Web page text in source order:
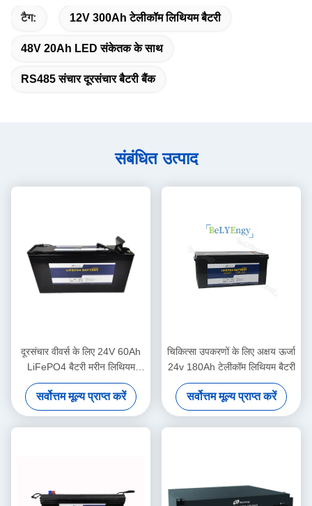
टैग: 12V 300Ah टेलीकॉम लिथियम बैटरी
48V 20Ah LED संकेतक के साथ
RS485 संचार दूरसंचार बैटरी बैंक
संबंधित उत्पाद
दूरसंचार वीवर्स के लिए 24V 60Ah
LiFePO4 बैटरी मरीन लिथियम
आयन बैटरी
सर्वोत्तम मूल्य प्राप्त करें
चिकित्सा उपकरणों के लिए अक्षय ऊर्जा
24v 180Ah टेलीकॉम लिथियम बैटरी
सर्वोत्तम मूल्य प्राप्त करें